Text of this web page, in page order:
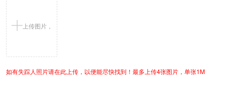
上传图片，
如有失踪人照片请在此上传，以便能尽快找到！最多上传4张图片，单张1M